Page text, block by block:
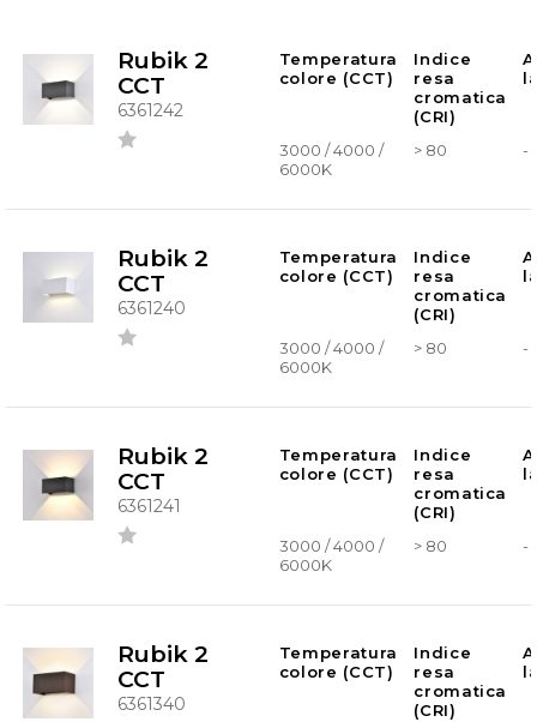
Rubik 2
CCT
6361242
Temperatura
colore (CCT)
Indice
resa
cromatica
(CRI)
3000 / 4000 /
6000K
> 80 -
Rubik 2
CCT
6361240
Temperatura
colore (CCT)
Indice
resa
cromatica
(CRI)
3000 / 4000 /
6000K
> 80 -
Rubik 2
CCT
6361241
Temperatura
colore (CCT)
Indice
resa
cromatica
(CRI)
3000 / 4000 /
6000K
> 80 -
Rubik 2
CCT
6361340
Temperatura
colore (CCT)
Indice
resa
cromatica
(CRI)